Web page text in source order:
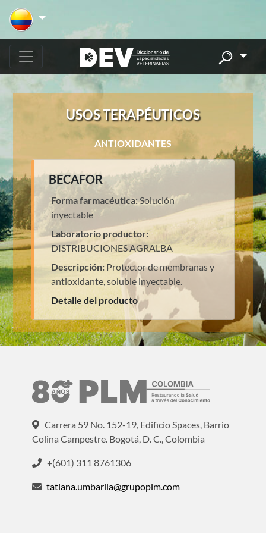
USOS TERAPÉUTICOS
ANTIOXIDANTES
BECAFOR
Forma farmacéutica:Solución
inyectable
Laboratorio productor:
DISTRIBUCIONES AGRALBA
Descripción: Protector de membranas y
antioxidante, soluble inyectable.
Detalle del producto
Carrera 59 No. 152-19, Edificio Spaces, Barrio
Colina Campestre. Bogotá, D. C., Colombia
+(601) 311 8761306
tatiana.umbarila@grupoplm.com